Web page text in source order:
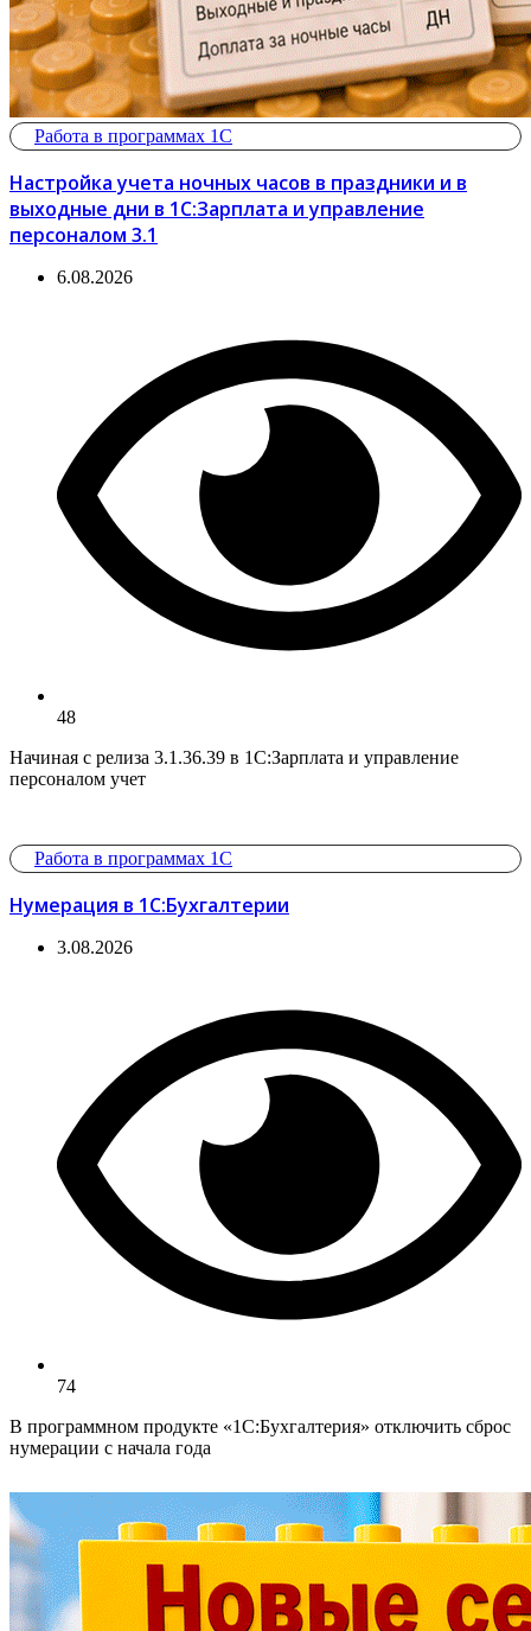
Работа в программах 1С
Настройка учета ночных часов в праздники и в
выходные дни в 1С:Зарплата и управление
персоналом 3.1
6.08.2026
48
Начиная с релиза 3.1.36.39 в 1С:Зарплата и управление
персоналом учет
Работа в программах 1С
Нумерация в 1С:Бухгалтерии
3.08.2026
74
В программном продукте «1С:Бухгалтерия» отключить сброс
нумерации с начала года